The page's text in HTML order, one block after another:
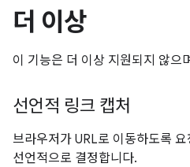
더 이상
이 기능은 더 이상 지원되지 않으
선언적 링크 캡처
브라우저가 URL로 이동하도록
선언적으로 결정합니다.